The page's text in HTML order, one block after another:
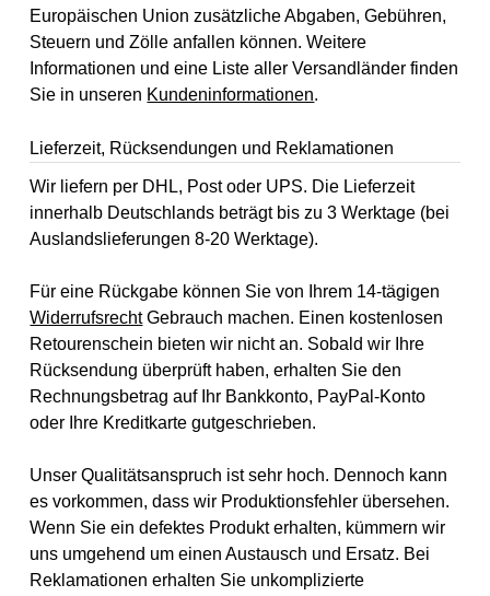
Europäischen Union zusätzliche Abgaben, Gebühren,
Steuern und Zölle anfallen können. Weitere
Informationen und eine Liste aller Versandländer finden
Sie in unseren Kundeninformationen.
Lieferzeit, Rücksendungen und Reklamationen
Wir liefern per DHL, Post oder UPS. Die Lieferzeit
innerhalb Deutschlands beträgt bis zu 3 Werktage (bei
Auslandslieferungen 8-20 Werktage).
Für eine Rückgabe können Sie von Ihrem 14-tägigen
WiderrufsrechtGebrauch machen. Einen kostenlosen
Retourenschein bieten wir nicht an. Sobald wir Ihre
Rücksendung überprüft haben, erhalten Sie den
Rechnungsbetrag auf Ihr Bankkonto, PayPal-Konto
oder Ihre Kreditkarte gutgeschrieben.
Unser Qualitätsanspruch ist sehr hoch. Dennoch kann
es vorkommen, dass wir Produktionsfehler übersehen.
Wenn Sie ein defektes Produkt erhalten, kümmern wir
uns umgehend um einen Austausch und Ersatz. Bei
Reklamationen erhalten Sie unkomplizierte